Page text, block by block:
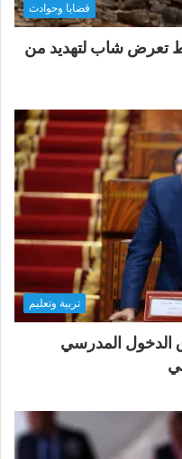
قضايا وحوادث
شاب لتهديد من
تربية وتعليم
الدخول المدرسي